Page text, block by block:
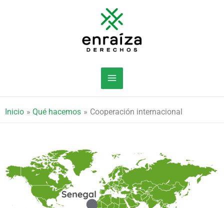
Inicio Qué hacemos Cooperación internacional